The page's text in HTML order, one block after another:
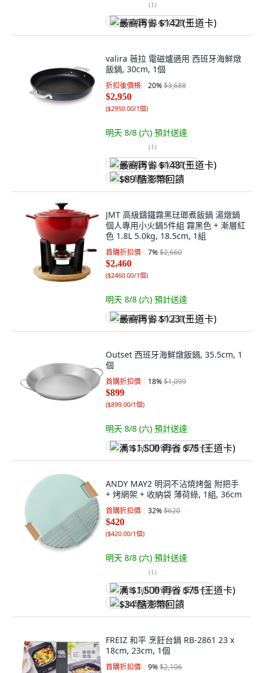
(1)
最高再省 $142 (王道卡)
valira 薇拉 電磁爐適用 西班牙海鮮燉
飯鍋, 30cm, 1個
折扣後價格 20%$3,688
$2,950
($2950.00/1個)
明天 8/8 (六) 預計送達
(1)
最高再省 $148 (王道卡)
$89 酷澎幣回饋
JMT 高級鑄鐵霧黑琺瑯煮飯鍋 湯燉鍋
個人專用小火鍋5件組 霧黑色 + 漸層紅
色 1.8L 5.0kg, 18.5cm, 1組
首購折扣價 7%$2,660
$2,460
($2460.00/1個)
明天 8/8 (六) 預計送達
最高再省 $123 (王道卡)
Outset 西班牙海鮮燉飯鍋, 35.5cm, 1
個
首購折扣價 18%$1,099
$899
($899.00/1個)
明天 8/8 (六) 預計送達
满 $1,500 再省 $75 (王道卡)
ANDY MAY2 明洞不沾燒烤盤 附把手
+ 烤網架 + 收納袋 薄荷綠, 1組, 36cm
首購折扣價 32%$620
$420
($420.00/1個)
明天 8/8 (六) 預計送達
(1)
满 $1,500 再省 $75 (王道卡)
$34 酷澎幣回饋
FREIZ 和平 烹飪台鍋 RB-2861 23 x
18cm, 23cm, 1個
首購折扣價 9%$2,106